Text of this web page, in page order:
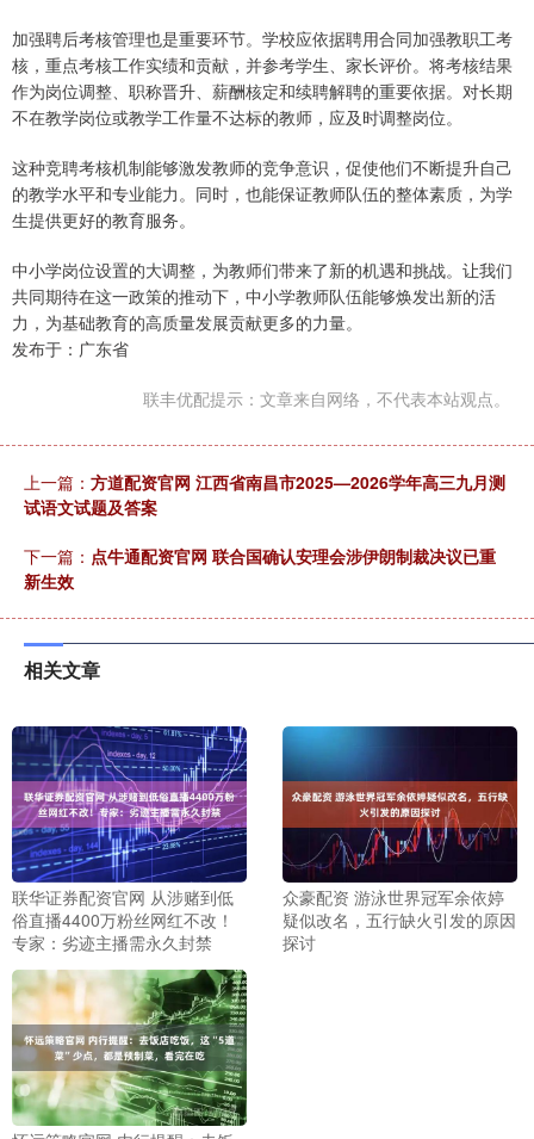
加强聘后考核管理也是重要环节。学校应依据聘用合同加强教职工考
核，重点考核工作实绩和贡献，并参考学生、家长评价。将考核结果
作为岗位调整、职称晋升、薪酬核定和续聘解聘的重要依据。对长期
不在教学岗位或教学工作量不达标的教师，应及时调整岗位。
这种竞聘考核机制能够激发教师的竞争意识，促使他们不断提升自己
的教学水平和专业能力。同时，也能保证教师队伍的整体素质，为学
生提供更好的教育服务。
中小学岗位设置的大调整，为教师们带来了新的机遇和挑战。让我们
共同期待在这一政策的推动下，中小学教师队伍能够焕发出新的活
力，为基础教育的高质量发展贡献更多的力量。
发布于：广东省
联丰优配提示：文章来自网络，不代表本站观点。
上一篇： 方道配资官网 江西省南昌市2025—2026学年高三九月测
试语文试题及答案
下一篇： 点牛通配资官网 联合国确认安理会涉伊朗制裁决议已重
新生效
相关文章
联华证券配资官网 从涉赌到低
俗直播4400万粉丝网红不改！
专家：劣迹主播需永久封禁
众豪配资 游泳世界冠军余依婷
疑似改名，五行缺火引发的原因
探讨